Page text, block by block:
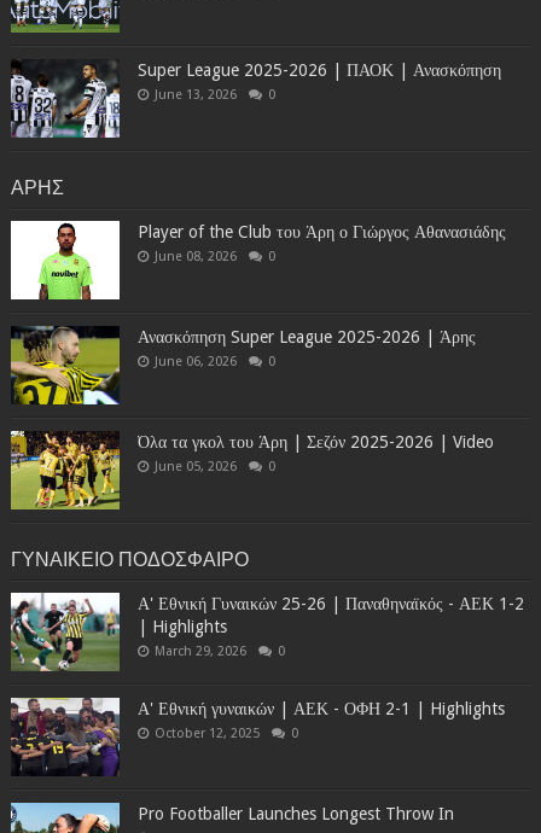
Super League 2025-2026 | ΠΑΟΚ | Ανασκόπηση
June 13, 2026 0
ΑΡΗΣ
Player of the Club του Άρη ο Γιώργος Αθανασιάδης
June 08, 2026 0
Ανασκόπηση Super League 2025-2026 | Άρης
June 06, 2026 0
Όλα τα γκολ του Άρη | Σεζόν 2025-2026 | Video
June 05, 2026 0
ΓΥΝΑΙΚΕΙΟ ΠΟΔΟΣΦΑΙΡΟ
Α' Εθνική Γυναικών 25-26 | Παναθηναϊκός - ΑΕΚ 1-2
| Highlights
March 29, 2026 0
Α' Εθνική γυναικών | ΑΕΚ - ΟΦΗ 2-1 | Highlights
October 12, 2025 0
Pro Footballer Launches Longest Throw In